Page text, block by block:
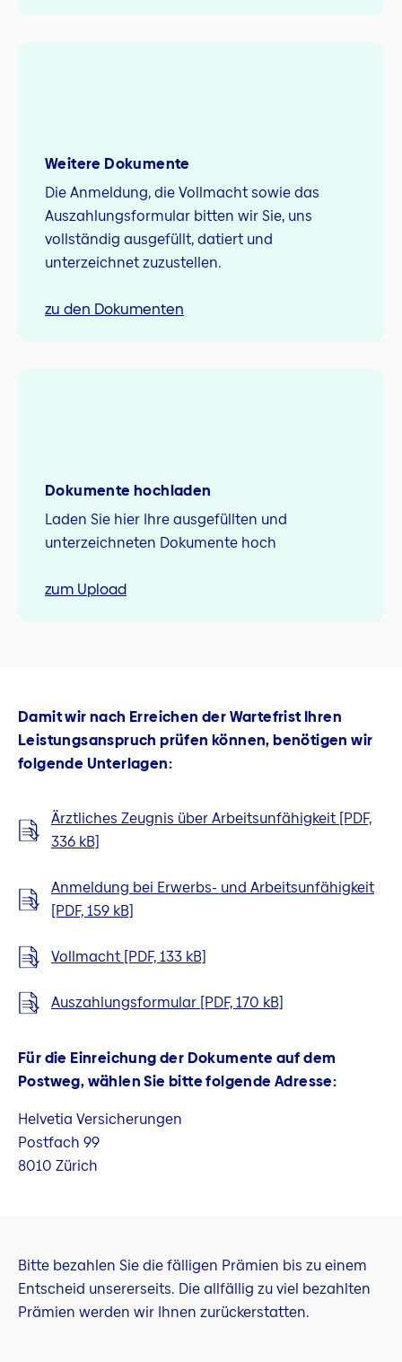
Weitere Dokumente
Die Anmeldung, die Vollmacht sowie das
Auszahlungsformular bitten wir Sie, uns
vollständig ausgefüllt, datiert und
unterzeichnet zuzustellen.
zu den Dokumenten
Dokumente hochladen
Laden Sie hier Ihre ausgefüllten und
unterzeichneten Dokumente hoch
zum Upload
Damit wir nach Erreichen der Wartefrist Ihren
Leistungsanspruch prüfen können, benötigen wir
folgende Unterlagen:
Ärztliches Zeugnis über Arbeitsunfähigkeit [PDF,
336 kB]
Anmeldung bei Erwerbs- und Arbeitsunfähigkeit
[PDF, 159 kB]
Vollmacht [PDF, 133 kB]
Auszahlungsformular [PDF, 170 kB]
Für die Einreichung der Dokumente auf dem
Postweg, wählen Sie bitte folgende Adresse:
Helvetia Versicherungen
Postfach 99
8010 Zürich
Bitte bezahlen Sie die fälligen Prämien bis zu einem
Entscheid unsererseits. Die allfällig zu viel bezahlten
Prämien werden wir Ihnen zurückerstatten.